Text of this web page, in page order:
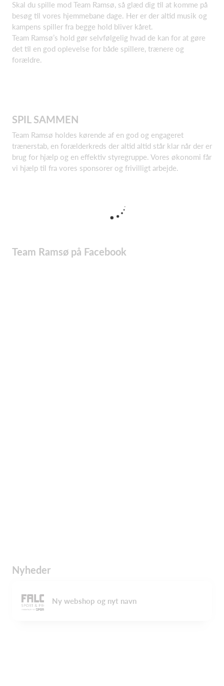
Skal du spille mod Team Ramsø, så glæd dig til at komme på
besøg til vores hjemmebane dage. Her er der altid musik og
kampens spiller fra begge hold bliver kåret.
Team Ramsø’s hold gør selvfølgelig hvad de kan for at gøre
det til en god oplevelse for både spillere, trænere og
forældre.
SPIL SAMMEN
Team Ramsø holdes kørende af en god og engageret
trænerstab, en forælderkreds der altid altid står klar når der er
brug for hjælp og en effektiv styregruppe. Vores økonomi får
vi hjælp til fra vores sponsorer og frivilligt arbejde.
Team Ramsø på Facebook
Nyheder
Ny webshop og nyt navn